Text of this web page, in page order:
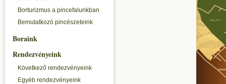
Borturizmus a pincefalunkban
Bemutatkozó pincészeteink
Boraink
Rendezvényeink
Következő rendezvényeink
Egyéb rendezvényeink